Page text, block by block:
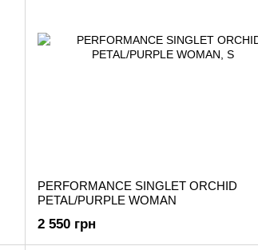
PERFORMANCE SINGLET ORCHID
PETAL/PURPLE WOMAN
2 550 грн